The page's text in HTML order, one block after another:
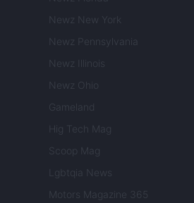
Newz New York
Newz Pennsylvania
Newz Illinois
Newz Ohio
Gameland
Hig Tech Mag
Scoop Mag
Lgbtqia News
Motors Magazine 365